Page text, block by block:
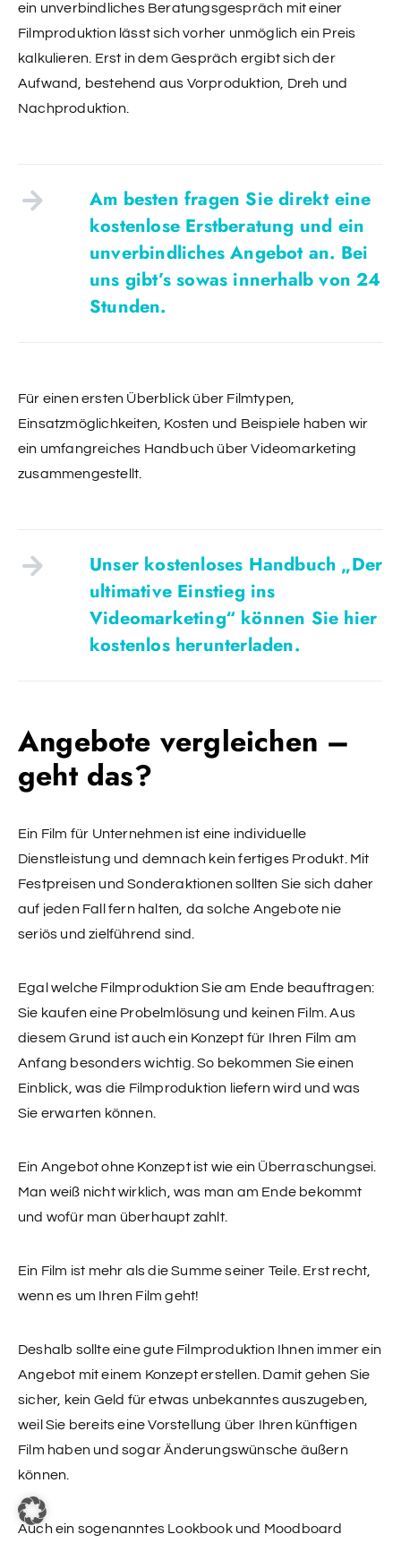
ein unverbindliches Beratungsgespräch mit einer
Filmproduktion lässt sich vorher unmöglich ein Preis
kalkulieren. Erst in dem Gespräch ergibt sich der
Aufwand, bestehend aus Vorproduktion, Dreh und
Nachproduktion.
Am besten fragen Sie direkt eine
kostenlose Erstberatung und ein
unverbindliches Angebot an. Bei
uns gibt’s sowas innerhalb von 24
Stunden.
Für einen ersten Überblick über Filmtypen,
Einsatzmöglichkeiten, Kosten und Beispiele haben wir
ein umfangreiches Handbuch über Videomarketing
zusammengestellt.
Unser kostenloses Handbuch „Der
ultimative Einstieg ins
Videomarketing“ können Sie hier
kostenlos herunterladen.
Angebote vergleichen –
geht das?
Ein Film für Unternehmen ist eine individuelle
Dienstleistung und demnach kein fertiges Produkt. Mit
Festpreisen und Sonderaktionen sollten Sie sich daher
auf jeden Fall fern halten, da solche Angebote nie
seriös und zielführend sind.
Egal welche Filmproduktion Sie am Ende beauftragen:
Sie kaufen eine Probelmlösung und keinen Film. Aus
diesem Grund ist auch ein Konzept für Ihren Film am
Anfang besonders wichtig. So bekommen Sie einen
Einblick, was die Filmproduktion liefern wird und was
Sie erwarten können.
Ein Angebot ohne Konzept ist wie ein Überraschungsei.
Man weiß nicht wirklich, was man am Ende bekommt
und wofür man überhaupt zahlt.
Ein Film ist mehr als die Summe seiner Teile. Erst recht,
wenn es um Ihren Film geht!
Deshalb sollte eine gute Filmproduktion Ihnen immer ein
Angebot mit einem Konzept erstellen. Damit gehen Sie
sicher, kein Geld für etwas unbekanntes auszugeben,
weil Sie bereits eine Vorstellung über Ihren künftigen
Film haben und sogar Änderungswünsche äußern
können.
Auch ein sogenanntes Lookbook und Moodboard